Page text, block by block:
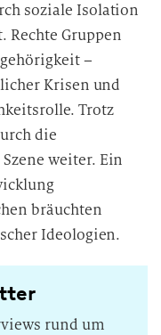
soziale Isolation
Rechte Gruppen
–
Krisen und
Trotz
die
weiter. Ein
bräuchten
Ideologien.
rund um